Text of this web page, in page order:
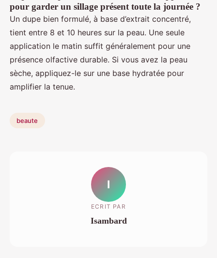
pour garder un sillage présent toute la journée ?
Un dupe bien formulé, à base d’extrait concentré,
tient entre 8 et 10 heures sur la peau. Une seule
application le matin suffit généralement pour une
présence olfactive durable. Si vous avez la peau
sèche, appliquez-le sur une base hydratée pour
amplifier la tenue.
beaute
I
ECRIT PAR
Isambard